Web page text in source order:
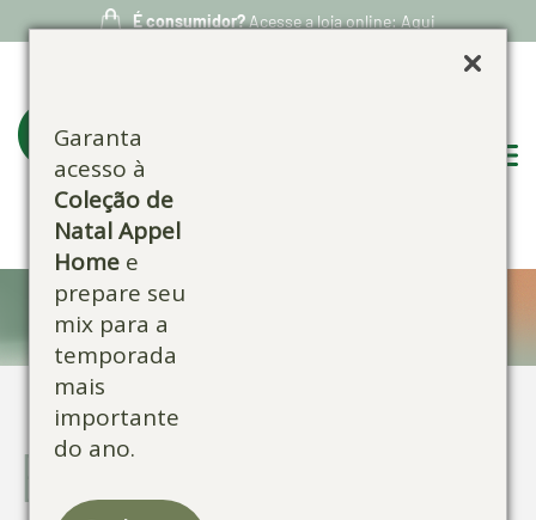
Garanta
acesso à
Coleção de
Natal Appel
Home e
prepare seu
mix para a
temporada
mais
importante
do ano.
É consumidor?Acesse a loja online: Aqui
Escolha por